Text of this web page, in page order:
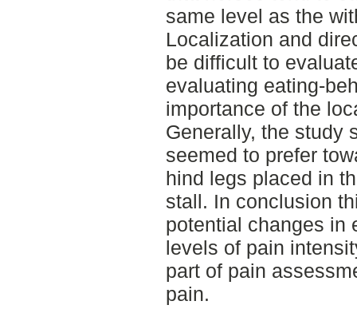
same level as the
Localization and
be difficult to
evaluating eating-
importance of the
Generally, the study
seemed to prefer
hind legs placed in
stall. In conclusion
potential changes in
levels of pain
part of pain
pain.